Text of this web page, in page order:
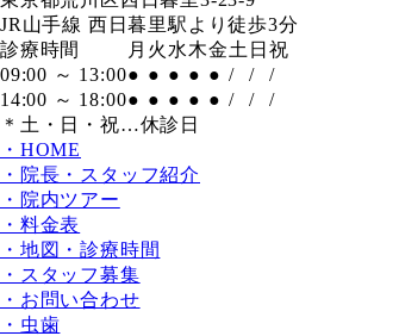
JR山手線 西日暮里駅より徒歩3分
診療時間
月 火 水木金土 日 祝
09:00 ～ 13:00● ● ● ● ● / /
/
14:00 ～ 18:00● ● ● ● ● / /
/
＊土・日・祝…休診日
・HOME
・院長・スタッフ紹介
・院内ツアー
・料金表
・地図・診療時間
・スタッフ募集
・お問い合わせ
・虫歯